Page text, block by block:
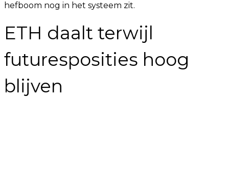
hefboom nog in het systeem zit.
ETH daalt terwijl
futuresposities hoog
blijven